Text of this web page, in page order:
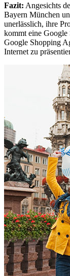
Fazit: Angesichts
Bayern München
unerlässlich, ihre
kommt eine
Google Shopping
Internet zu